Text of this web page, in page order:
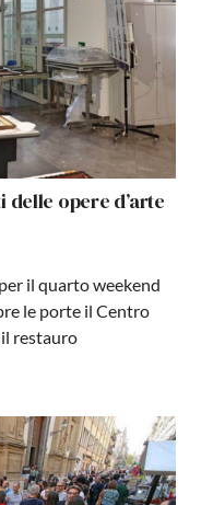
delle opere d’arte
il quarto weekend
le porte il Centro
restauro